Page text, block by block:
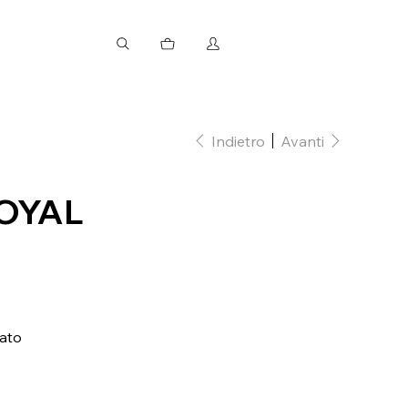
Indietro Avanti